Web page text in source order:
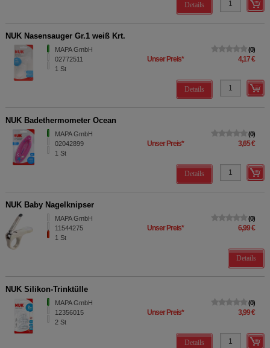
Details
NUK Nasensauger Gr.1 weiß Krt.
MAPA GmbH
02772511
1 St
0
Unser Preis* 4,17 €
Details
NUK Badethermometer Ocean
MAPA GmbH
02042899
1 St
0
Unser Preis* 3,65 €
Details
NUK Baby Nagelknipser
MAPA GmbH
11544275
1 St
0
Unser Preis* 6,99 €
Details
NUK Silikon-Trinktülle
MAPA GmbH
12356015
2 St
0
Unser Preis* 3,99 €
Details